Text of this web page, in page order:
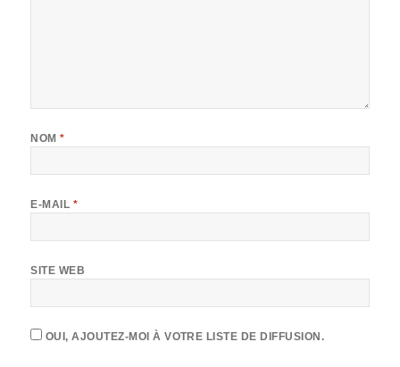
NOM*
E-MAIL *
SITE WEB
OUI, AJOUTEZ-MOI À VOTRE LISTE DE DIFFUSION.